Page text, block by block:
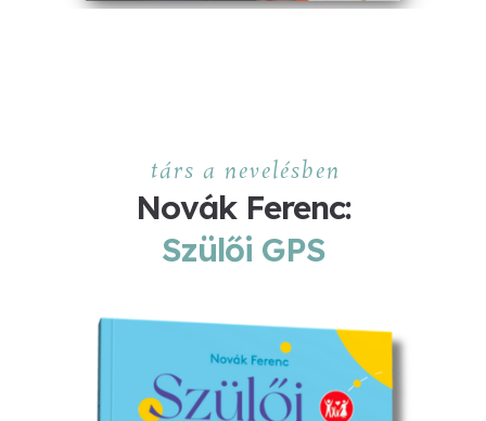
társ a nevelésben
Novák Ferenc:
Szülői GPS